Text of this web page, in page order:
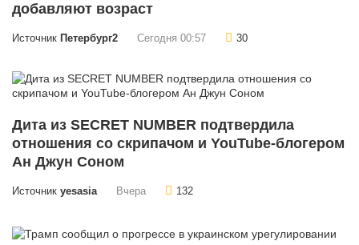
добавляют возраст
Источник Петербург2 Сегодня 00:57 30
Дита из SECRET NUMBER подтвердила
отношения со скрипачом и YouTube-блогером
Ан Джун Соном
Источник yesasia Вчера 132